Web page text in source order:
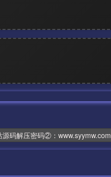
源码解压密码②：www.syymw.com